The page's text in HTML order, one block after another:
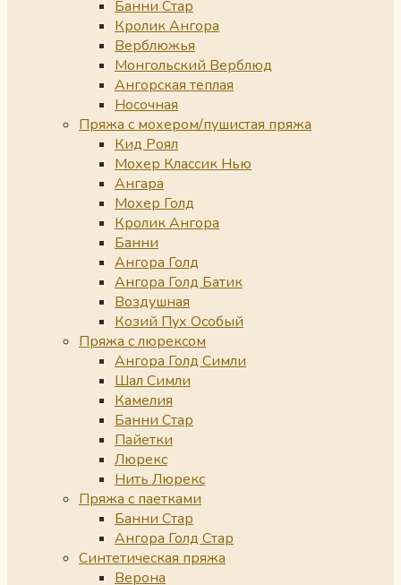
Банни Стар
Кролик Ангора
Верблюжья
Монгольский Верблюд
Ангорская теплая
Носочная
Пряжа с мохером/пушистая пряжа
Кид Роял
Мохер Классик Нью
Ангара
Мохер Голд
Кролик Ангора
Банни
Ангора Голд
Ангора Голд Батик
Воздушная
Козий Пух Особый
Пряжа с люрексом
Ангора Голд Симли
Шал Симли
Камелия
Банни Стар
Пайетки
Люрекс
Нить Люрекс
Пряжа с паетками
Банни Стар
Ангора Голд Стар
Синтетическая пряжа
Верона